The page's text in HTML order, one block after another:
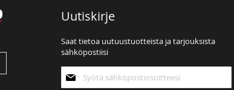
Uutiskirje
Saat tietoa uutuustuotteista ja tarjouksista
sähköpostiisi
uutiskirjeemme: